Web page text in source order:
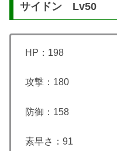
サイドン Lv50
HP：198
攻撃：180
防御：158
素早さ：91